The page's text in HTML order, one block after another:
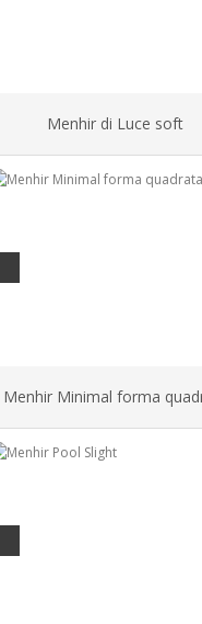
Menhir di Luce soft
Menhir Minimal forma